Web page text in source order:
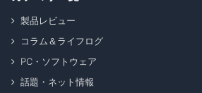
製品レビュー
コラム＆ライフログ
PC・ソフトウェア
話題・ネット情報